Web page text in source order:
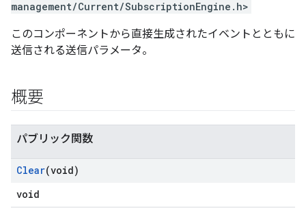
management/Current/SubscriptionEngine.h>
このコンポーネントから直接生成されたイベントとともに
送信される送信パラメータ。
概要
パブリック関数
Clear(void)
void